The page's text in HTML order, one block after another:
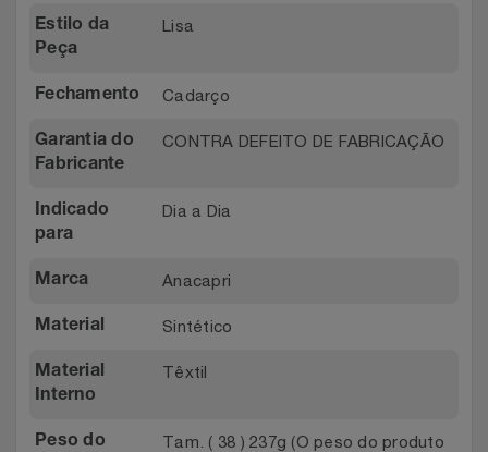
Relógios
Stanley Pmi
The Bar
Top Store
Estilo da
Peça
Lisa
Fechamento Cadarço
Garantia do
Fabricante
CONTRA DEFEITO DE FABRICAÇÃO
Indicado
para
Dia a Dia
Marca Anacapri
Material Sintético
Material
Interno
Têxtil
Peso do
Tam. ( 38 ) 237g (O peso do produto